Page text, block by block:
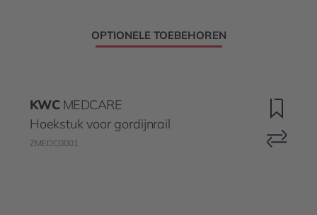
OPTIONELE TOEBEHOREN
KWC MEDCARE
Hoekstuk voor gordijnrail
ZMEDC0001